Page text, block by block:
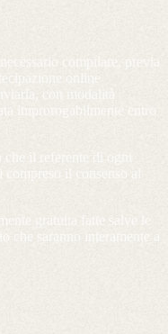
compilare, previa
online
con modalità
improrogabilmente entro
che il referente di ogni
il consenso al
gratuita fatte salve le
che saranno interamente a